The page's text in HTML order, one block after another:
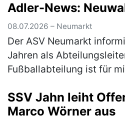
Adler-News:
08.07.2026 – Neumarkt
Der ASV Neumarkt
Jahren als
Fußballabteilung ist für
neue Hände zu
…(mehr)
SSV Jahn leiht
Marco Wörner aus